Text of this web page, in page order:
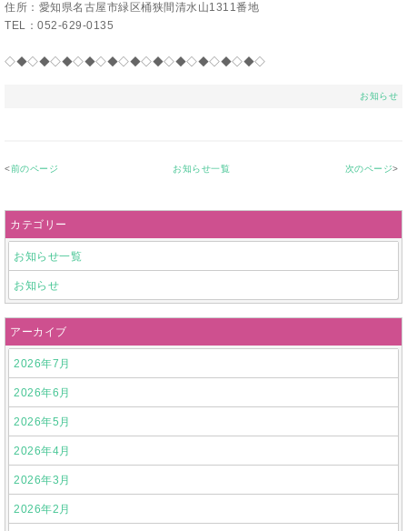
住所：愛知県名古屋市緑区桶狭間清水山1311番地
TEL：052-629-0135
◇◆◇◆◇◆◇◆◇◆◇◆◇◆◇◆◇◆◇◆◇◆◇
お知らせ
<前のページ お知らせ一覧 次のページ>
カテゴリー
お知らせ一覧
お知らせ
アーカイブ
2026年7月
2026年6月
2026年5月
2026年4月
2026年3月
2026年2月